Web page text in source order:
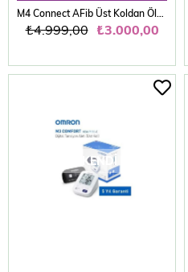
₺3.000,00
₺4.999,00
TÜKENDI